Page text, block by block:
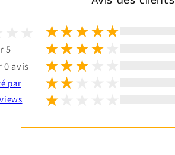
5
0 avis
par